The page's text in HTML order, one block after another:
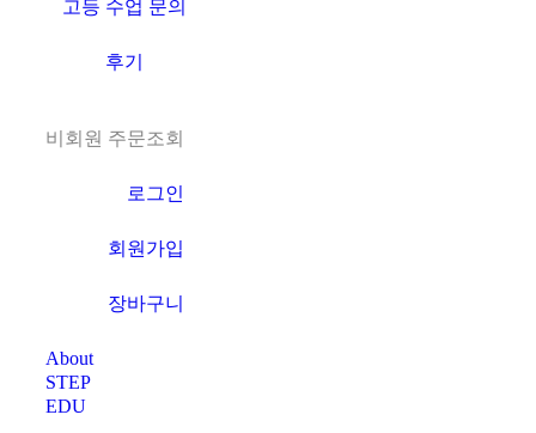
고등 수업 문의
후기
비회원 주문조회
로그인
회원가입
장바구니
About
STEP
EDU